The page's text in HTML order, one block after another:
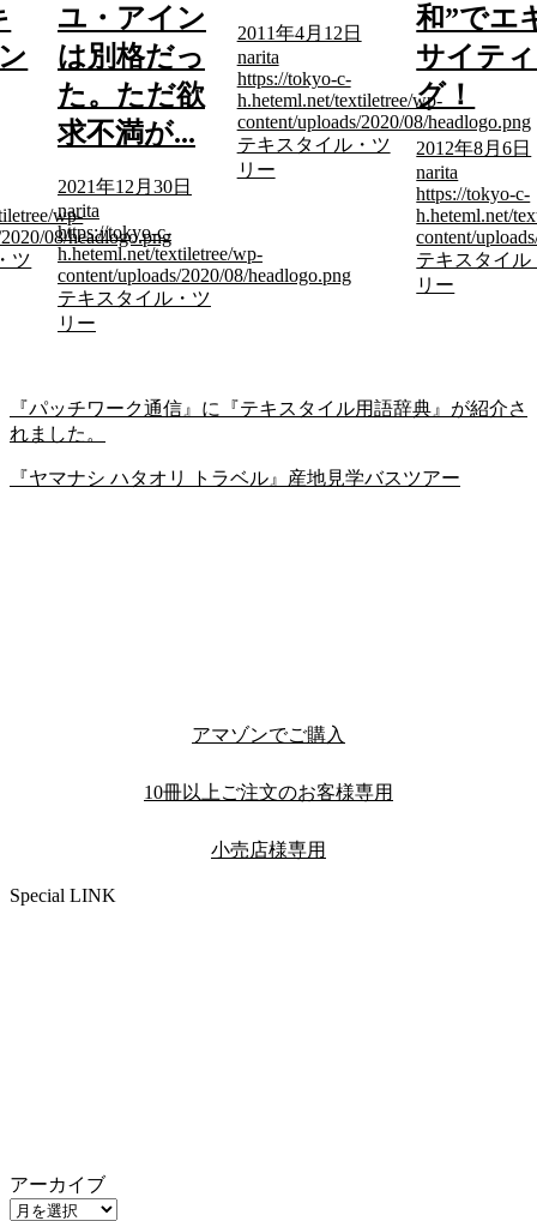
wp-
08/headlogo.png
ツ
ユ・アイン
は別格だっ
た。ただ欲
求不満が...
2021年12月30日
narita
https://tokyo-c-
h.heteml.net/textiletree/wp-
content/uploads/2020/08/headlogo.png
テキスタイル・ツ
リー
2011年4月12日
narita
https://tokyo-c-
h.heteml.net/textiletree/wp-
content/uploads/2020/08/headlogo.png
テキスタイル・ツ
リー
和”でエ
サイテ
グ！
2012年8月6日
narita
https://tokyo-c-
h.heteml.net/
content/
テキスタイル
リー
『パッチワーク通信』に『テキスタイル用語辞典』が紹介さ
れました。
『ヤマナシ ハタオリ トラベル』産地見学バスツアー
アマゾンでご購入
10冊以上ご注文のお客様専用
小売店様専用
Special LINK
アーカイブ
ア